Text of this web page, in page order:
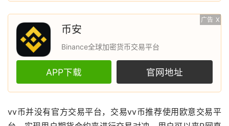
广告 X
币安
Binance全球加密货币交易平台
APP下载 官网地址
vv币并没有官方交易平台，交易vv币推荐使用欧意交易平